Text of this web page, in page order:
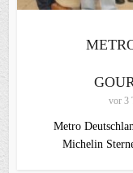
vor 3
Metro
Michelin